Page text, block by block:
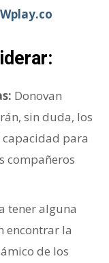
Wplay.co
Donovan
sin duda, los
capacidad para
compañeros
tener alguna
encontrar la
de los